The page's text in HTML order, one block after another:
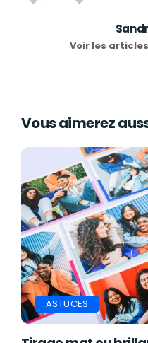
Voir les
Vous aimerez
ASTUCES